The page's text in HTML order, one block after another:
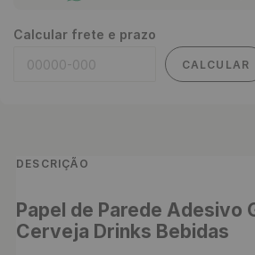
Calcular frete e prazo
CALCULAR
DESCRIÇÃO
Papel de Parede Adesivo
Cerveja Drinks Bebidas